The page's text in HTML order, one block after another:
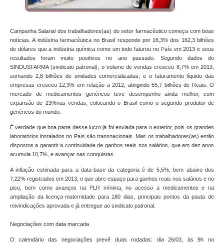
Campanha Salarial dos trabalhadores(as) do setor farmacêutico começa com boas
notícias. A indústria farmacêutica no Brasil responde por 16,3% dos 162,3 bilhões
de dólares que a indústria química como um todo faturou no País em 2013 e seus
resultados foram muito positivos no ano passado. Segundo dados do
SINDUSFARMA (sindicato patronal), o volume de vendas cresceu 8,7% em 2013,
somando 2,8 bilhões de unidades comercializadas, e o faturamento líquido das
empresas cresceu 12,3% em relação a 2012, atingindo 55,7 bilhões de Reais. O
mercado de medicamentos genéricos teve desempenho ainda melhor, com
expansão de 23%nas vendas, colocando o Brasil como o segundo produtor de
genéricos do mundo.
É verdade que boa parte desse lucro já foi enviada para o exterior, pois os grandes
laboratórios instalados no País são transnacionais. Mas os trabalhadores(as) estão
dispostos a garantir a continuidade de ganhos reais nos salários, que em dez anos
acumula 10,7%, e avançar nas conquistas.
A inflação estimada para a data-base da categoria é de 5,5%, bem abaixo dos
7,22% registrados em 2013, o que abre espaço para ganhos reais nos salários e no
piso, bem como avanços na PLR mínima, no acesso a medicamentos e na
ampliação da licença-maternidade para 180 dias, principais pontos da pauta de
reivindicações aprovada e já entregue ao sindicato patronal.
Negociações com data marcada
O calendário das negociações prevê duas rodadas: dia 26/03, às 9h no